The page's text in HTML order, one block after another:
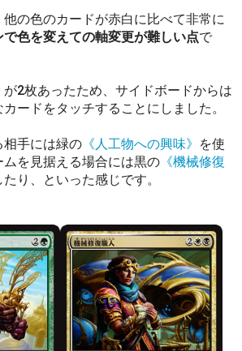
の色のカードが赤白に比べて非常に
色を変えての軸変更が難しい点で
が2枚あったため、サイドボードからは
ードをタッチすることにしました。
手には緑の 《人工物への興味》 を使
を見据える場合には黒の 《機械修復
り、といった感じです。